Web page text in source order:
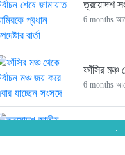
ত্রয়োদশ
6 months
ফাঁসির মঞ্চ
6 months
ত্রয়োদশ
.